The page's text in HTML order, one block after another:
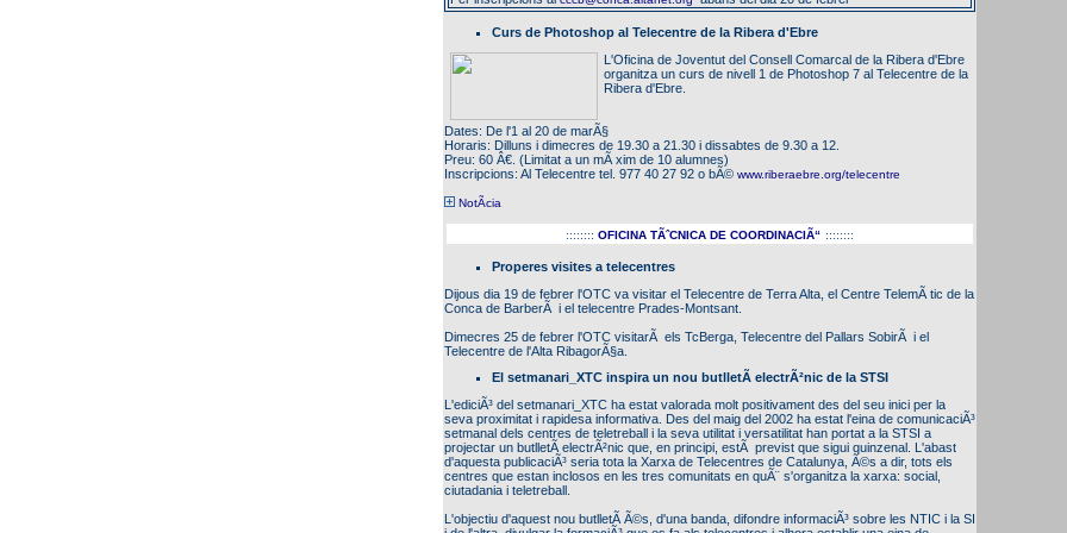
Curs de Photoshop al Telecentre de la Ribera d'Ebre
L'Oficina de Joventut del Consell Comarcal de la Ribera d'Ebre
organitza un curs de nivell 1 de Photoshop 7 al Telecentre de la
Ribera d'Ebre.
Dates: De l'1 al 20 de marÃ§
Horaris: Dilluns i dimecres de 19.30 a 21.30 i dissabtes de 9.30 a 12.
Preu: 60 Â€. (Limitat a un mÃ xim de 10 alumnes)
Inscripcions: Al Telecentre tel. 977 40 27 92 o bÃ© www.riberaebre.org/telecentre
NotÃ­cia
:::::::: OFICINA TÃˆCNICA DE COORDINACIÃ“ ::::::::
Properes visites a telecentres
Dijous dia 19 de febrer l'OTC va visitar el Telecentre de Terra Alta, el Centre TelemÃ tic de la
Conca de BarberÃ i el telecentre Prades-Montsant.
Dimecres 25 de febrer l'OTC visitarÃ els TcBerga, Telecentre del Pallars SobirÃ i el
Telecentre de l'Alta RibagorÃ§a.
El setmanari_XTC inspira un nou butlletÃ­ electrÃ²nic de la STSI
L'ediciÃ³ del setmanari_XTC ha estat valorada molt positivament des del seu inici per la
seva proximitat i rapidesa informativa. Des del maig del 2002 ha estat l'eina de comunicaciÃ³
setmanal dels centres de teletreball i la seva utilitat i versatilitat han portat a la STSI a
projectar un butlletÃ­ electrÃ²nic que, en principi, estÃ previst que sigui quinzenal. L'abast
d'aquesta publicaciÃ³ seria tota la Xarxa de Telecentres de Catalunya, Ã©s a dir, tots els
centres que estan inclosos en les tres comunitats en quÃ¨ s'organitza la xarxa: social,
ciutadania i teletreball.
L'objectiu d'aquest nou butlletÃ­ Ã©s, d'una banda, difondre informaciÃ³ sobre les NTIC i la SI